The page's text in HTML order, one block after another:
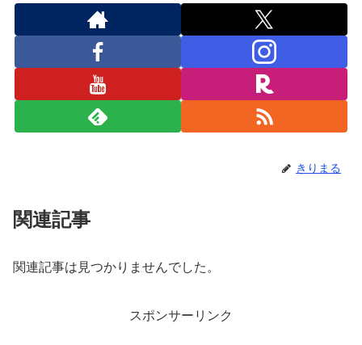
きりまる
関連記事
関連記事は見つかりませんでした。
スポンサーリンク